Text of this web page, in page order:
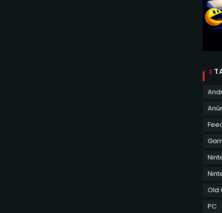
Old
PC